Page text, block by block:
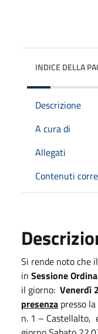
INDICE DELLA
Descrizione
A cura di
Allegati
Contenuti
Si rende noto che
in Sessione
il giorno: Venerdì
presenza presso
n. 1 – Castellalto,